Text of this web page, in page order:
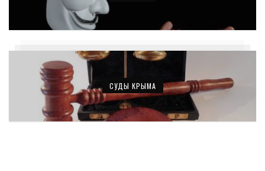
СУДЫ КРЫМА